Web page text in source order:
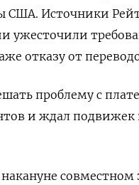
США. Источники
ужесточили
отказу от
проблему с
и ждал
совместном